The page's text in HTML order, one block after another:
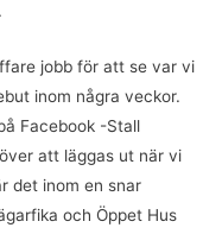
jobb för att se var vi
inom några veckor.
Facebook -Stall
att läggas ut när vi
det inom en snar
och Öppet Hus